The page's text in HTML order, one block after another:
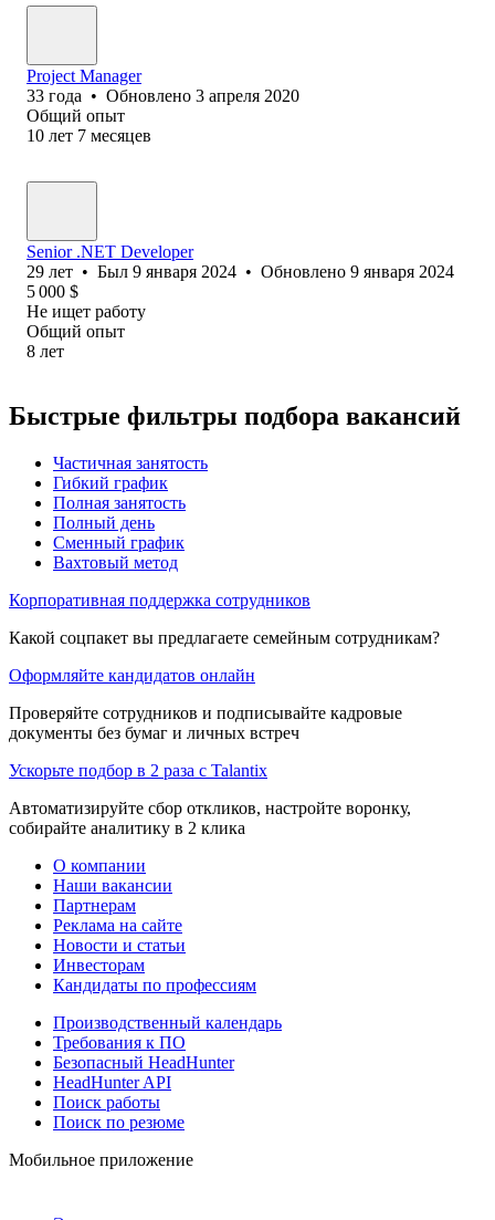
Project Manager
33 года • Обновлено 3 апреля 2020
Общий опыт
10 лет 7 месяцев
Senior .NET Developer
29 лет • Был 9 января 2024 • Обновлено 9 января 2024
5 000 $
Не ищет работу
Общий опыт
8 лет
Быстрые фильтры подбора вакансий
Частичная занятость
Гибкий график
Полная занятость
Полный день
Сменный график
Вахтовый метод
Корпоративная поддержка сотрудников
Какой соцпакет вы предлагаете семейным сотрудникам?
Оформляйте кандидатов онлайн
Проверяйте сотрудников и подписывайте кадровые
документы без бумаг и личных встреч
Ускорьте подбор в 2 раза с Talantix
Автоматизируйте сбор откликов, настройте воронку,
собирайте аналитику в 2 клика
О компании
Наши вакансии
Партнерам
Реклама на сайте
Новости и статьи
Инвесторам
Кандидаты по профессиям
Производственный календарь
Требования к ПО
Безопасный HeadHunter
HeadHunter API
Поиск работы
Поиск по резюме
Мобильное приложение